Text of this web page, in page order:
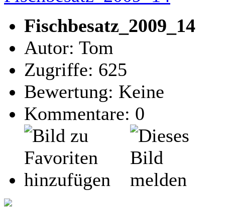
Fischbesatz_2009_14
Autor: Tom
Zugriffe: 625
Bewertung: Keine
Kommentare: 0